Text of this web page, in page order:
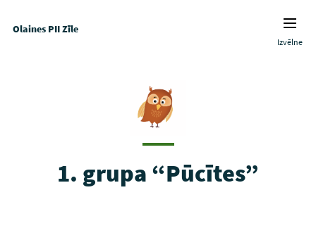
Olaines PII Zīle
Izvēlne
1. grupa “Pūcītes”